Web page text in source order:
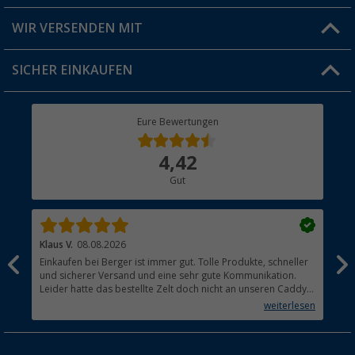
Jobs & Karriere
Versandinformationen
Rücksendung
WIR VERSENDEN MIT
SICHER EINKAUFEN
Eure Bewertungen
4,42
Gut
Klaus V. 08.08.2026
Einkaufen bei Berger ist immer gut. Tolle Produkte, schneller
und sicherer Versand und eine sehr gute Kommunikation.
Leider hatte das bestellte Zelt doch nicht an unseren Caddy
Maxi gepasst. Die Rückabwicklung verlief ebenfalls absolut
weiterlesen